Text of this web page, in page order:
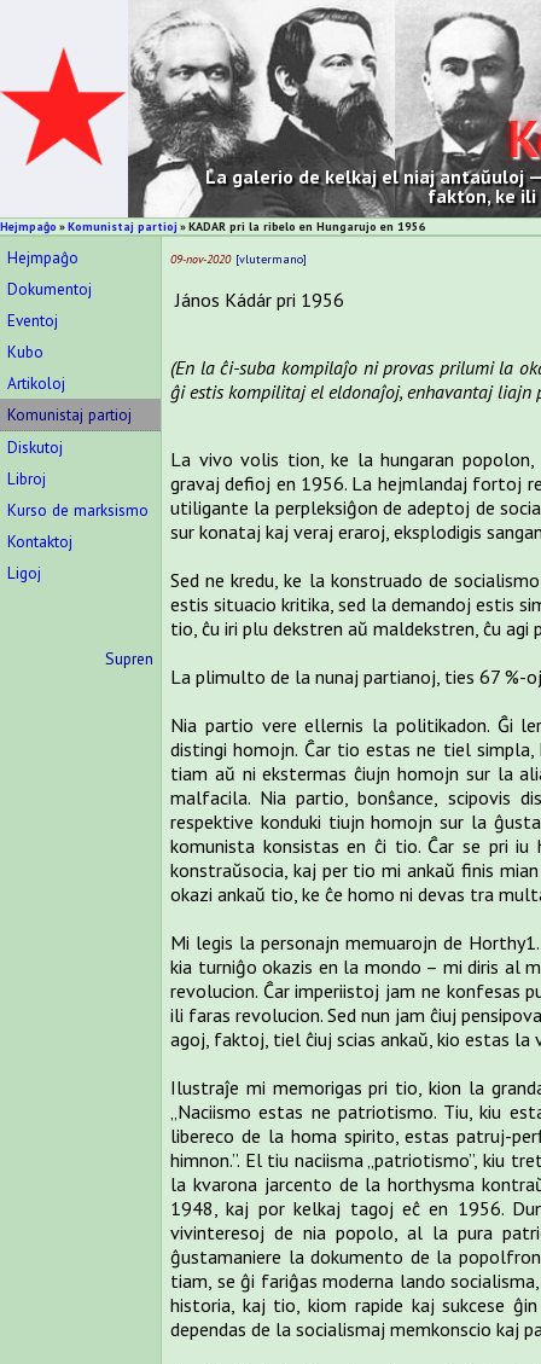
La galerio de kelkaj el niaj antaŭuloj
fakton, ke
Hejmpaĝo Komunistaj partioj KADAR pri la ribelo en Hungarujo en 1956
Hejmpaĝo
Dokumentoj
Eventoj
Kubo
Artikoloj
Komunistaj partioj
Diskutoj
Libroj
Kurso de marksismo
Kontaktoj
Ligoj
Supren
09-nov-2020 vlutermano
János Kádár pri 1956
(En la ĉi-suba kompilaĵo ni provas prilumi la
ĝi estis kompilitaj el eldonaĵoj, enhavantaj liajn
La vivo volis tion, ke la hungaran
gravaj defioj en 1956. La hejmlandaj fortoj
utiligante la perpleksiĝon de adeptoj de
sur konataj kaj veraj eraroj, eksplodigis
Sed ne kredu, ke la konstruado de
estis situacio kritika, sed la demandoj estis
tio, ĉu iri plu dekstren aŭ maldekstren, ĉu agi
La plimulto de la nunaj partianoj, ties 67 %-
Nia partio vere ellernis la politikadon. Ĝi
distingi homojn. Ĉar tio estas ne tiel
tiam aŭ ni ekstermas ĉiujn homojn sur la
malfacila. Nia partio, bonŝance, scipovis
respektive konduki tiujn homojn sur la
komunista konsistas en ĉi tio. Ĉar se pri
konstraŭsocia, kaj per tio mi ankaŭ finis
okazi ankaŭ tio, ke ĉe homo ni devas tra
Mi legis la personajn memuarojn de
kia turniĝo okazis en la mondo – mi diris al
revolucion. Ĉar imperiistoj jam ne konfesas
ili faras revolucion. Sed nun jam ĉiuj
agoj, faktoj, tiel ĉiuj scias ankaŭ, kio estas la
Ilustraĵe mi memorigas pri tio, kion la
„Naciismo estas ne patriotismo. Tiu, kiu
libereco de la homa spirito, estas patruj-
himnon.”. El tiu naciisma „patriotismo”, kiu
la kvarona jarcento de la horthysma
1948, kaj por kelkaj tagoj eĉ en 1956.
vivinteresoj de nia popolo, al la pura
ĝustamaniere la dokumento de la
tiam, se ĝi fariĝas moderna lando
historia, kaj tio, kiom rapide kaj sukcese
dependas de la socialismaj memkonscio kaj